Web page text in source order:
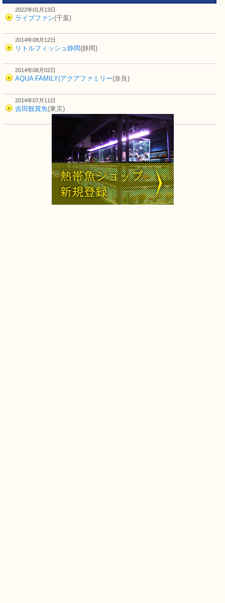
2022年01月13日
ライブファン(千葉)
2014年08月12日
リトルフィッシュ静岡(静岡)
2014年08月02日
AQUA FAMILY(アクアファミリー(奈良)
2014年07月11日
吉田観賞魚(東京)